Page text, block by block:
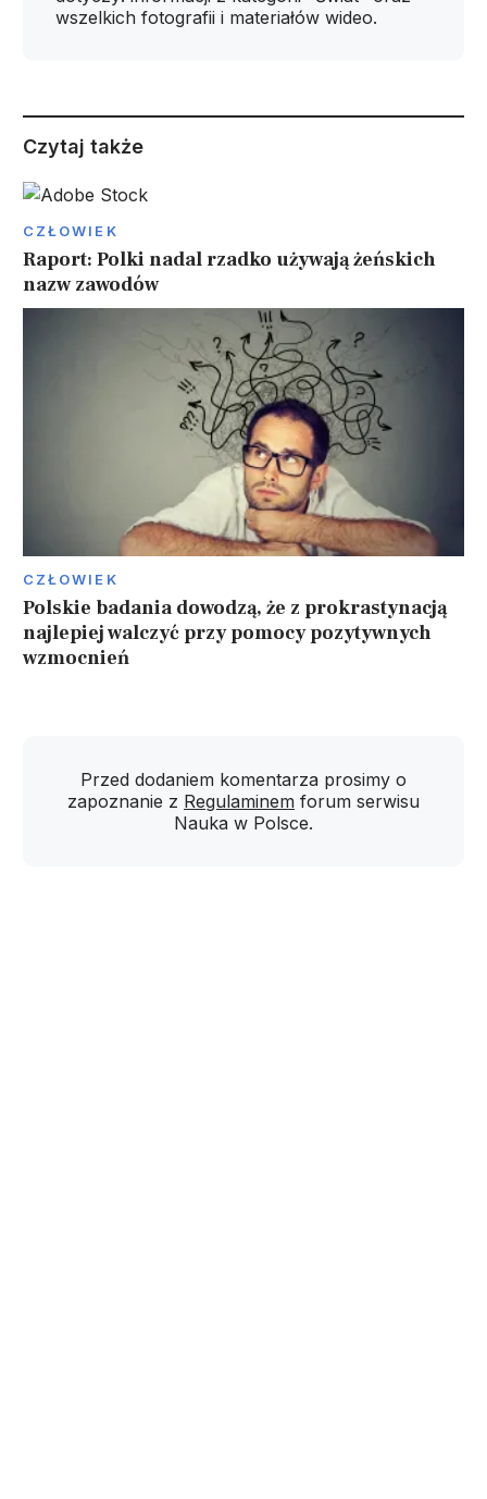
wszelkich fotografii i materiałów wideo.
Czytaj także
CZŁOWIEK
Raport: Polki nadal rzadko używają żeńskich
nazw zawodów
CZŁOWIEK
Polskie badania dowodzą, że z prokrastynacją
najlepiej walczyć przy pomocy pozytywnych
wzmocnień
Przed dodaniem komentarza prosimy o
zapoznanie z Regulaminem forum serwisu
Nauka w Polsce.